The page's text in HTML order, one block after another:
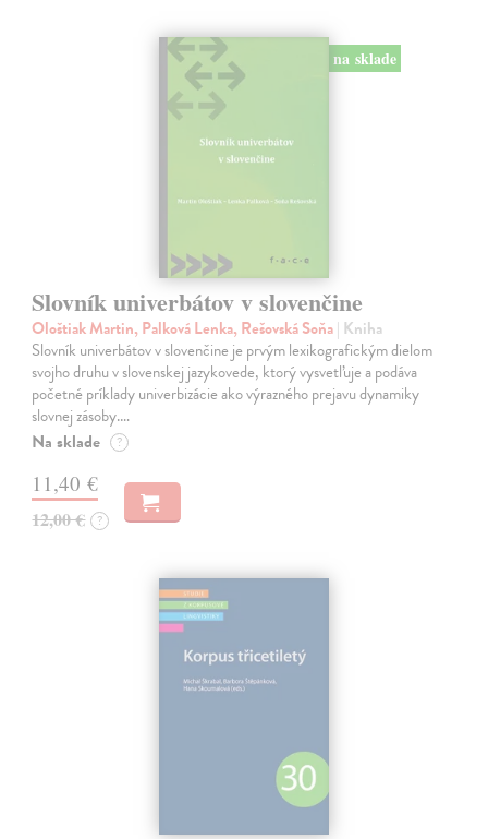
na sklade
Slovník univerbátov v slovenčine
Ološtiak Martin, Palková Lenka, Rešovská Soňa| Kniha
Slovník univerbátov v slovenčine je prvým lexikografickým dielom
svojho druhu v slovenskej jazykovede, ktorý vysvetľuje a podáva
početné príklady univerbizácie ako výrazného prejavu dynamiky
slovnej zásoby.…
Na sklade ?
11,40 €
12,00 € ?